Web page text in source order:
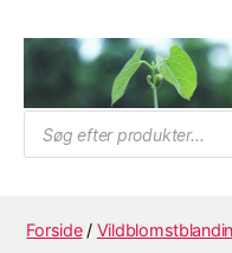
Trifolium
Frø,
Products
search
Forside/